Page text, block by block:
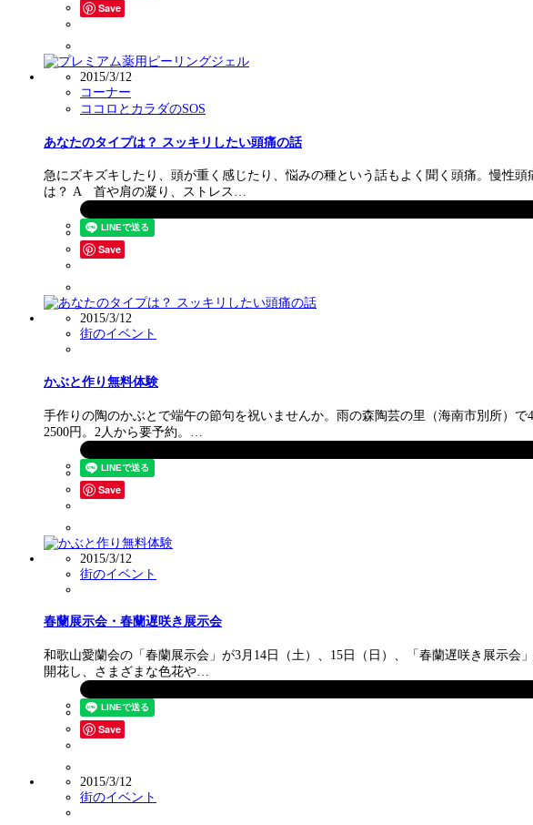
Save
2015/3/12
コーナー
ココロとカラダのSOS
あなたのタイプは？ スッキリしたい頭痛の話
急にズキズキしたり、頭が重く感じたり、悩みの種という話もよく聞く頭痛。慢性
は？ A 首や肩の凝り、ストレス…
Save
2015/3/12
街のイベント
かぶと作り無料体験
手作りの陶のかぶとで端午の節句を祝いませんか。雨の森陶芸の里（海南市別所）
2500円。2人から要予約。…
Save
2015/3/12
街のイベント
春蘭展示会・春蘭遅咲き展示会
和歌山愛蘭会の「春蘭展示会」が3月14日（土）、15日（日）、「春蘭遅咲き展示
開花し、さまざまな色花や…
Save
2015/3/12
街のイベント